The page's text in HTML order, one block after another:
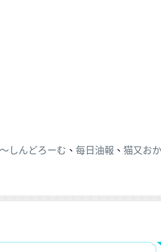
しんどろーむ 、 每日油報 、 猫又おか